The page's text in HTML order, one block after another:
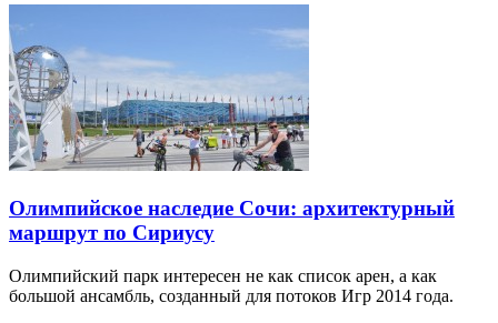
Олимпийское наследие Сочи: архитектурный
маршрут по Сириусу
Олимпийский парк интересен не как список арен, а как
большой ансамбль, созданный для потоков Игр 2014 года.